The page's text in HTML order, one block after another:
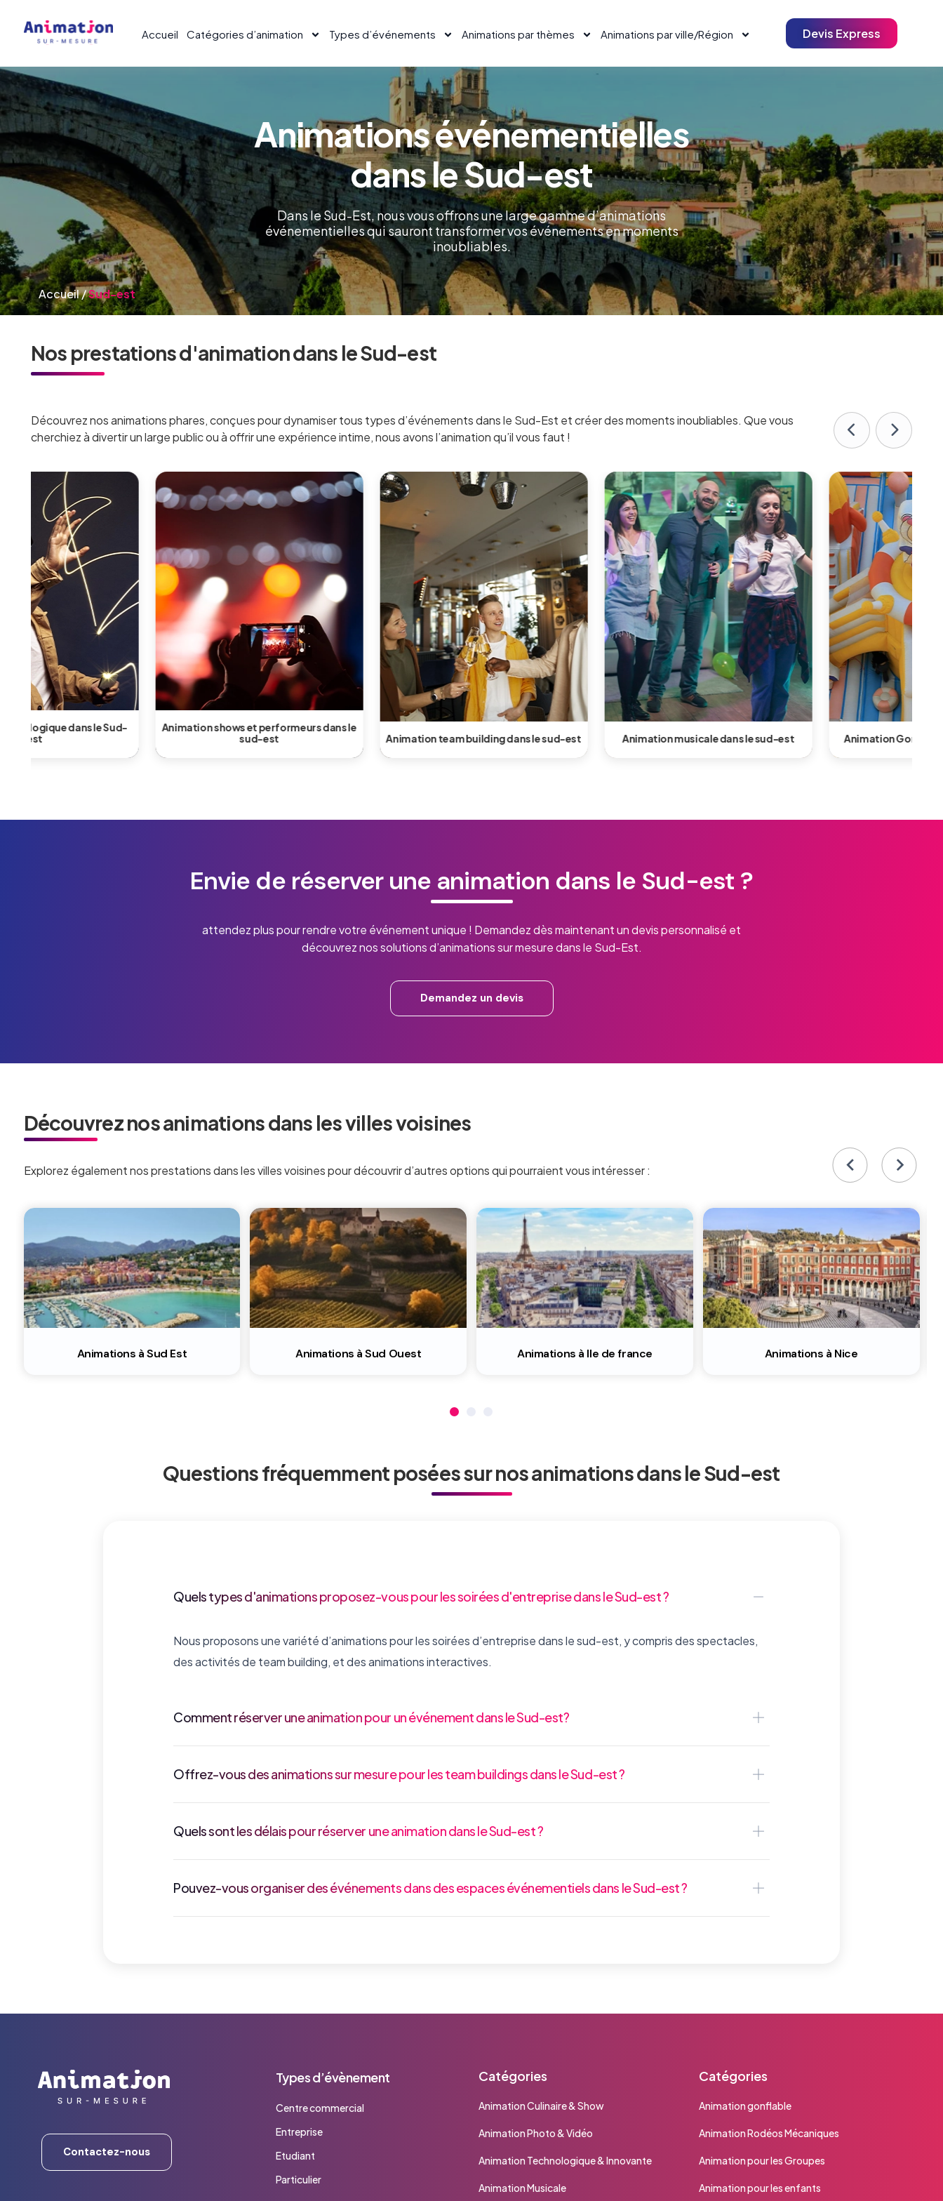
Accueil Catégories d’animation Types d’événements Animations par thèmes Animations par ville/Région Devis Express
Animations événementielles
dans le Sud-est
Dans le Sud-Est, nous vous offrons une large gamme d’animations
événementielles qui sauront transformer vos événements en moments
inoubliables.
Accueil/Sud-est
Nos prestations d'animation dans le Sud-est
Découvrez nos animations phares, conçues pour dynamiser tous types d’événements dans le Sud-Est et créer des moments inoubliables. Que vous
cherchiez à divertir un large public ou à offrir une expérience intime, nous avons l’animation qu’il vous faut !
Animation shows et performeurs dans le
Animation team building dans le sud-est Animation musicale dans le sud-est Animation Gonflable dans le sud-est
Envie de réserver une animation dans le Sud-est ?
attendez plus pour rendre votre événement unique ! Demandez dès maintenant un devis personnalisé et
découvrez nos solutions d’animations sur mesure dans le Sud-Est.
Demandez un devis
Découvrez nos animations dans les villes voisines
Explorez également nos prestations dans les villes voisines pour découvrir d’autres options qui pourraient vous intéresser :
Animations à Sud Est Animations à Sud Ouest Animations à Ile de france Animations à Nice
Questions fréquemment posées sur nos animations dans le Sud-est
Quels types d'animations proposez-vous pour les soirées d'entreprise dans le Sud-est ?
Nous proposons une variété d’animations pour les soirées d’entreprise dans le sud-est, y compris des spectacles,
des activités de team building, et des animations interactives.
Comment réserver une animation pour un événement dans le Sud-est?
Offrez-vous des animations sur mesure pour les team buildings dans le Sud-est ?
Quels sont les délais pour réserver une animation dans le Sud-est ?
Pouvez-vous organiser des événements dans des espaces événementiels dans le Sud-est ?
Contactez-nous
Types d’évènement
Centre commercial
Entreprise
Etudiant
Particulier
Catégories
Animation Culinaire & Show
Animation Photo & Vidéo
Animation Technologique & Innovante
Animation Musicale
Catégories
Animation gonflable
Animation Rodéos Mécaniques
Animation pour les Groupes
Animation pour les enfants